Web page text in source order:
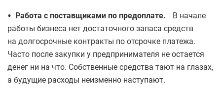
• Работа с поставщиками по предоплате.
В начале
работы бизнеса нет достаточного запаса средств
на долгосрочные контракты по отсрочке платежа.
Часто после закупки у предпринимателя не остается
денег ни на что. Собственные средства тают на глазах,
а будущие расходы неизменно наступают.